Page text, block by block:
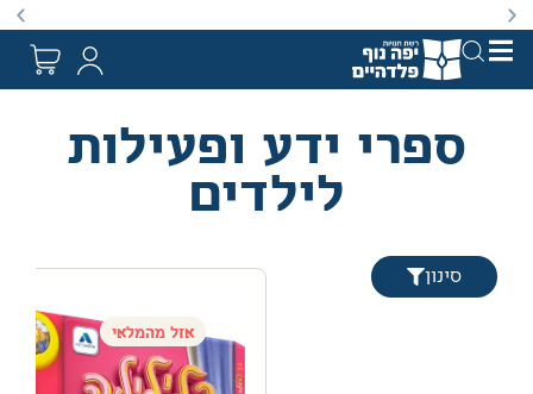
באתר מוצעים מוצרים במחירים נמוכים ומוזלים מהמחיר
ספרי ידע ופעילות
לילדים
סינון
אזל מהמלאי